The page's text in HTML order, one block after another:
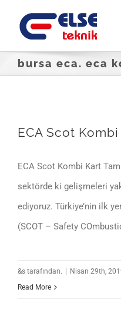
content
bursa eca. eca
ECA Scot
ECA Scot Kombi Kart
sektörde ki gelişmeleri
ediyoruz. Türkiye’nin ilk
(SCOT – Safety
&s tarafından. Nisan 29th,
Read More